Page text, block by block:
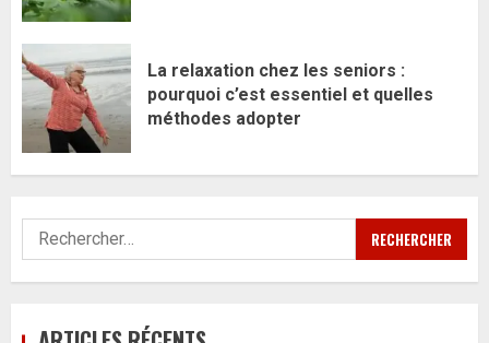
La relaxation chez les seniors :
pourquoi c’est essentiel et quelles
méthodes adopter
Rechercher :